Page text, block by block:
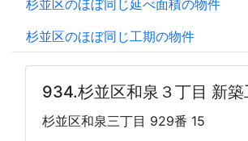
杉並区のほぼ同じ延べ面積の物件
杉並区のほぼ同じ工期の物件
934.杉並区和泉３丁目 新築
杉並区和泉三丁目 929番 15